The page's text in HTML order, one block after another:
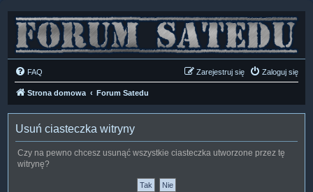
FAQ Zaloguj się
Zarejestruj się
Strona domowa Forum Satedu
Usuń ciasteczka witryny
Czy na pewno chcesz usunąć wszystkie ciasteczka utworzone przez tę
witrynę?